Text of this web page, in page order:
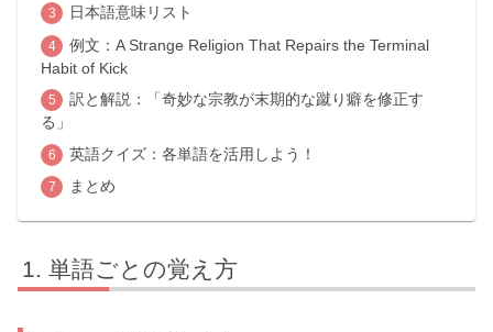
日本語意味リスト
例文：A Strange Religion That Repairs the Terminal
Habit of Kick
訳と解説：「奇妙な宗教が末期的な蹴り癖を修正す
る」
英語クイズ：各単語を活用しよう！
まとめ
単語ごとの覚え方